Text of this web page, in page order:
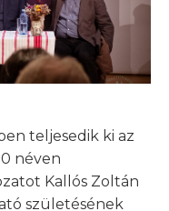
teljesedik ki az
néven
Kallós Zoltán
születésének